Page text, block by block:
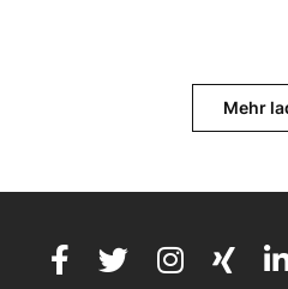
Mehr